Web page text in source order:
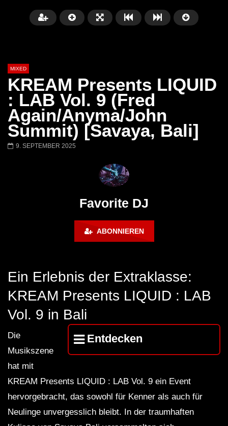
Später
Barbara Lago @ Kappa
FuturFestival 2024
THEMBA @
MIXED
KREAM Presents LIQUID
: LAB Vol. 9 (Fred
Again/Anyma/John
Summit) [Savaya, Bali]
9. SEPTEMBER 2025
Favorite DJ
ABONNIEREN
Ein Erlebnis der Extraklasse:
KREAM Presents LIQUID : LAB
Vol. 9 in Bali
Entdecken
Die
Musikszene
hat mit
KREAM Presents LIQUID : LAB Vol. 9 ein Event
hervorgebracht, das sowohl für Kenner als auch für
Neulinge unvergesslich bleibt. In der traumhaften